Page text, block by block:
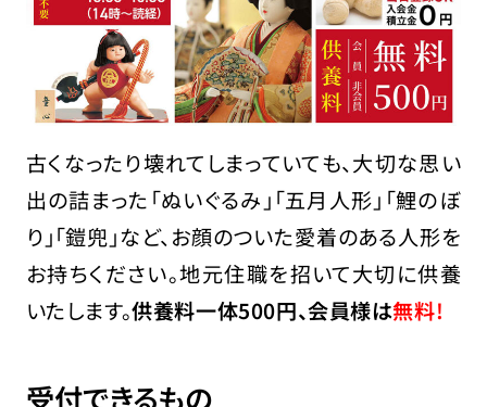
古くなったり壊れてしまっていても、大切な思い
出の詰まった「ぬいぐるみ」「五月人形」「鯉のぼ
り」「鎧兜」など、お顔のついた愛着のある人形を
お持ちください。地元住職を招いて大切に供養
いたします。供養料一体500円、会員様は無料!
受付できるもの